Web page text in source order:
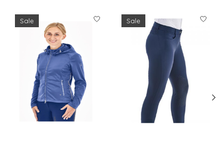
Items van productcarrousel
Sale Sale